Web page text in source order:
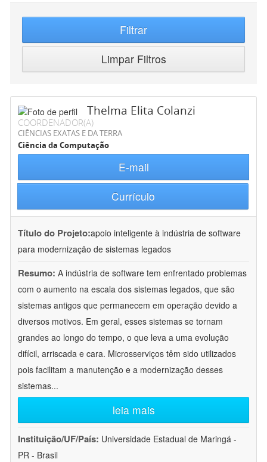
Filtrar
Limpar Filtros
Thelma Elita Colanzi
COORDENADOR(A)
CIÊNCIAS EXATAS E DA TERRA
Ciência da Computação
E-mail
Currículo
Título do Projeto:apoio inteligente à indústria de software
para modernização de sistemas legados
Resumo: A indústria de software tem enfrentado problemas
com o aumento na escala dos sistemas legados, que são
sistemas antigos que permanecem em operação devido a
diversos motivos. Em geral, esses sistemas se tornam
grandes ao longo do tempo, o que leva a uma evolução
difícil, arriscada e cara. Microsserviços têm sido utilizados
pois facilitam a manutenção e a modernização desses
sistemas...
leia mais
Instituição/UF/País: Universidade Estadual de Maringá -
PR - Brasil